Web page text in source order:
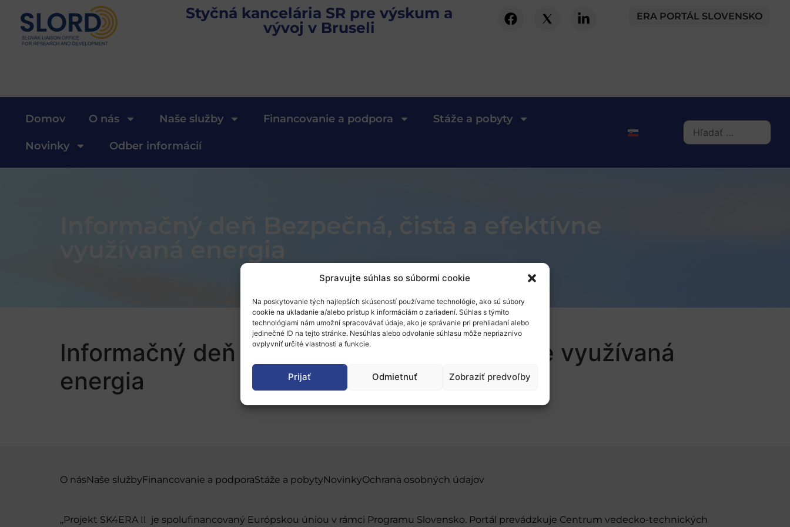
Spravujte súhlas so súbormi cookie
Na poskytovanie tých najlepších skúseností používame technológie, ako sú súbory
cookie na ukladanie a/alebo prístup k informáciám o zariadení. Súhlas s týmito
technológiami nám umožní spracovávať údaje, ako je správanie pri prehliadaní alebo
jedinečné ID na tejto stránke. Nesúhlas alebo odvolanie súhlasu môže nepriaznivo
ovplyvniť určité vlastnosti a funkcie.
Prijať Odmietnuť Zobraziť predvoľby
Styčná kancelária SR pre výskum a
vývoj v Bruseli
ERA PORTÁL SLOVENSKO
Domov O nás Naše služby Financovanie a podpora Stáže a pobyty
Novinky Odber informácií
Informačný deň Bezpečná, čistá a efektívne
Informačný deň Bezpečná, čistá a efektívne využívaná
energia
O násNaše službyFinancovanie a podporaStáže a pobytyNovinkyOchrana osobných údajov
„Projekt SK4ERA II je spolufinancovaný Európskou úniou v rámci Programu Slovensko. Portál prevádzkuje Centrum vedecko-technických